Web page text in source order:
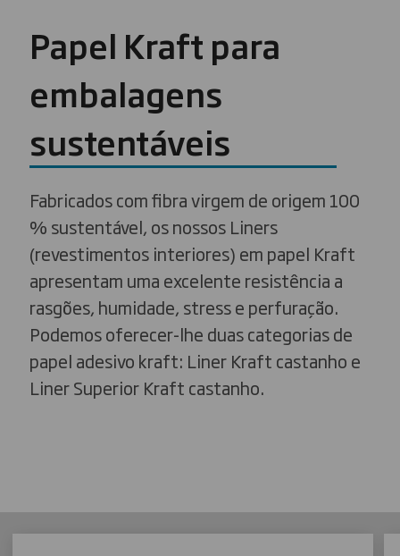
Papel Kraft para
embalagens
sustentáveis
Fabricados com fibra virgem de origem 100
% sustentável, os nossos Liners
(revestimentos interiores) em papel Kraft
apresentam uma excelente resistência a
rasgões, humidade, stress e perfuração.
Podemos oferecer-lhe duas categorias de
papel adesivo kraft: Liner Kraft castanho e
Liner Superior Kraft castanho.